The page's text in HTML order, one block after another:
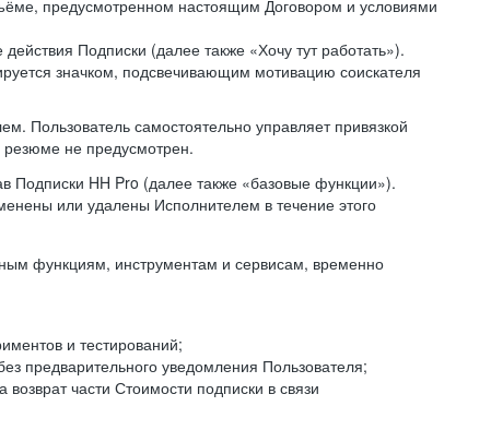
предусмотренном настоящим Договором и условиями
Подписки (далее также «Хочу тут работать»).
значком, подсвечивающим мотивацию соискателя
Пользователь самостоятельно управляет привязкой
не предусмотрен.
Подписки HH Pro (далее также «базовые функции»).
или удалены Исполнителем в течение этого
функциям, инструментам и сервисам, временно
и тестирований;
предварительного уведомления Пользователя;
части Стоимости подписки в связи